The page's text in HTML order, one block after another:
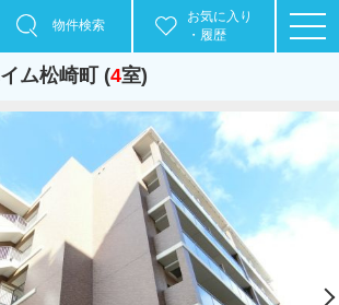
物件検索
お気に入り
・履歴
ム松崎町 (4室)